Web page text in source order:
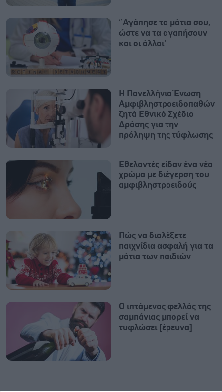
‘’Αγάπησε τα μάτια σου,
ώστε να τα αγαπήσουν
και οι άλλοι’’
Η Πανελλήνια Ένωση
Αμφιβληστροειδοπαθών
ζητά Εθνικό Σχέδιο
Δράσης για την
πρόληψη της τύφλωσης
Εθελοντές είδαν ένα νέο
χρώμα με διέγερση του
αμφιβληστροειδούς
Πώς να διαλέξετε
παιχνίδια ασφαλή για τα
μάτια των παιδιών
Ο ιπτάμενος φελλός της
σαμπάνιας μπορεί να
τυφλώσει [έρευνα]